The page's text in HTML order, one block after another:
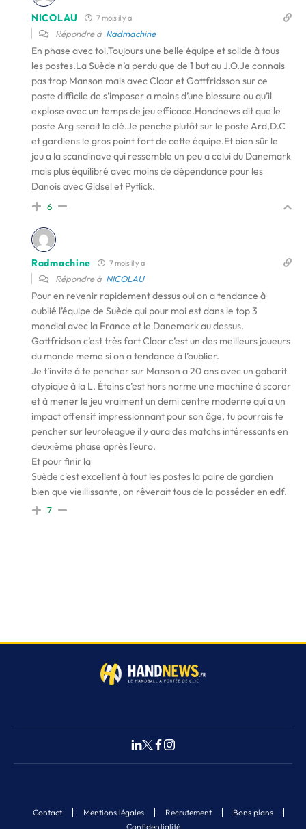
NICOLAU 7 mois il y a
Répondre à Radmachine
En phase avec toi.Toujours une belle équipe et solide à tous
les postes.La Suède n’a perdu que de 1 but au J.O.Je connais
pas trop Manson mais avec Claar et Gottfridsson sur ce
poste difficile de s’imposer a moins d’une blessure ou qu’il
explose avec un temps de jeu efficace.Handnews dit que le
poste Arg serait la clé.Je penche plutôt sur le poste Ard,D.C
et gardiens le gros point fort de cette équipe.Et bien sûr le
jeu a la scandinave qui ressemble un peu a celui du Danemark
mais plus équilibré avec moins de dépendance pour les
Danois avec Gidsel et Pytlick.
6
Radmachine 7 mois il y a
Répondre à NICOLAU
Pour en revenir rapidement dessus oui on a tendance à
oublié l’équipe de Suède qui pour moi est dans le top 3
mondial avec la France et le Danemark au dessus.
Gottfridson c’est très fort Claar c’est un des meilleurs joueurs
du monde meme si on a tendance à l’oublier.
Je t’invite à te pencher sur Manson a 20 ans avec un gabarit
atypique à la L. Éteins c’est hors norme une machine à scorer
et à mener le jeu vraiment un demi centre moderne qui a un
impact offensif impressionnant pour son âge, tu pourrais te
pencher sur leuroleague il y aura des matchs intéressants en
deuxième phase après l’euro.
Et pour finir la
Suède c’est excellent à tout les postes la paire de gardien
bien que vieillissante, on rêverait tous de la posséder en edf.
7
Contact Mentions légales Recrutement
Bons plans
Confidentialité